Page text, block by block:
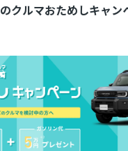
クルマおためしキャン